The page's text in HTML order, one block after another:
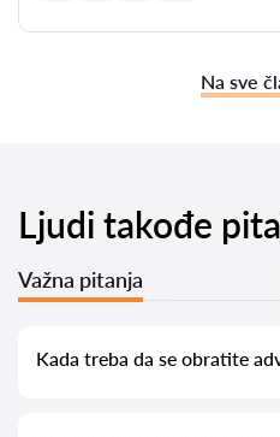
Na sve
Ljudi takođe
Važna pitanja
Kada treba da se obratite